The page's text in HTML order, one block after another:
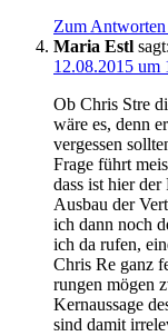
Zum Antworten
Maria Estl sagt:
12.08.2015 um
Ob Chris Stre
wäre es, denn
ver­ges­sen
Fra­ge führt
dass ist hier
Aus­bau der
ich dann noch
ich da rufen,
Chris Re ganz
run­gen mögen
Kern­aus­sa­ge
sind damit